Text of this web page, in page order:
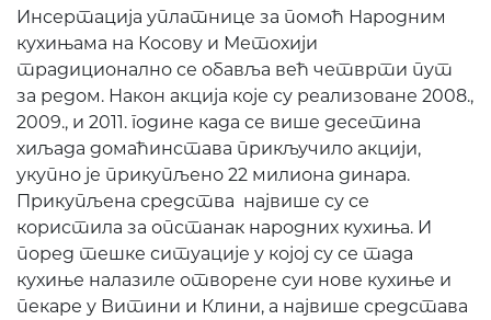
Инсертација уплатнице за помоћ Народним
кухињама на Косову и Метохији
традиционално се обавља већ четврти пут
за редом. Након акција које су реализоване 2008.,
2009., и 2011. године када се више десетина
хиљада домаћинстава прикључило акцији,
укупно је прикупљено 22 милиона динара.
Прикупљена средства највише су се
користила за опстанак народних кухиња. И
поред тешке ситуације у којој су се тада
кухиње налазиле отворене суи нове кухиње и
пекаре у Витини и Клини, а највише средстава